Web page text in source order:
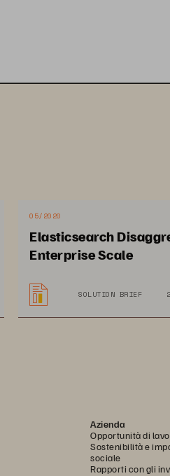
05/2020
Elasticsearch
Enterprise Scale
SOLUTION BRIEF
Azienda
Opportunità di
Sostenibilità e
sociale
Rapporti con gli